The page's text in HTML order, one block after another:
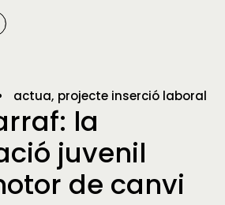
actua projecte inserció laboral
la
juvenil
de canvi